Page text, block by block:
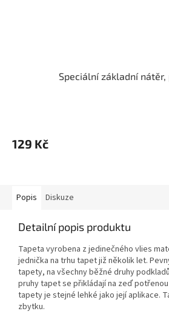
Speciální základní nátěr,
129 Kč
Popis Diskuze
Detailní popis produktu
Tapeta vyrobena z jedinečného vlies
jednička na trhu tapet již několik let.
tapety, na všechny běžné druhy
pruhy tapet se přikládají na zeď
tapety je stejné lehké jako její aplikace.
zbytku.